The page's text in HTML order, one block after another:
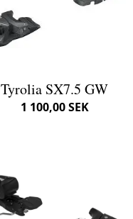
Tyrolia SX7.5 GW
1 100,00 SEK